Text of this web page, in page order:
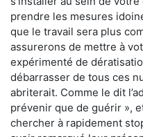
prendre les mesures
que le travail sera plus
assurerons de mettre à
expérimenté de
débarrasser de tous ces
abriterait. Comme le dit
prévenir que de guérir »,
chercher à rapidement